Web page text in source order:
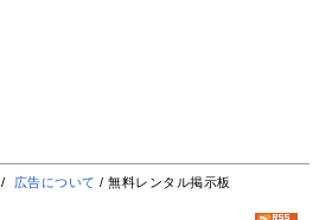
/ 広告について / 無料レンタル掲示板